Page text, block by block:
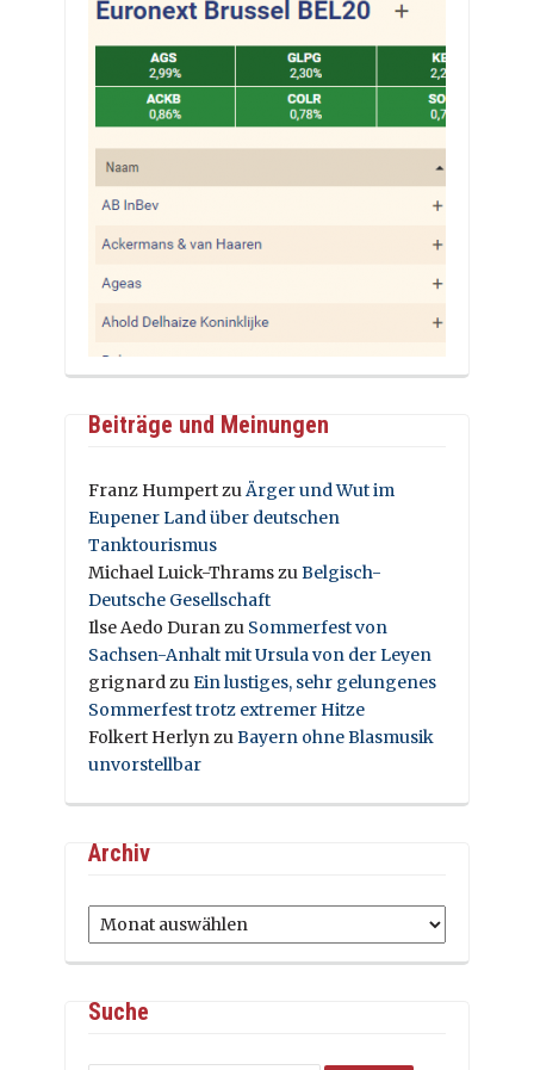
Beiträge und Meinungen
Franz HumpertzuÄrger und Wut im
Eupener Land über deutschen
Tanktourismus
Michael Luick-ThramszuBelgisch-
Deutsche Gesellschaft
Ilse Aedo Duranzu Sommerfest von
Sachsen-Anhalt mit Ursula von der Leyen
grignardzuEin lustiges, sehr gelungenes
Sommerfest trotz extremer Hitze
Folkert HerlynzuBayern ohne Blasmusik
unvorstellbar
Archiv
Archiv
Suche